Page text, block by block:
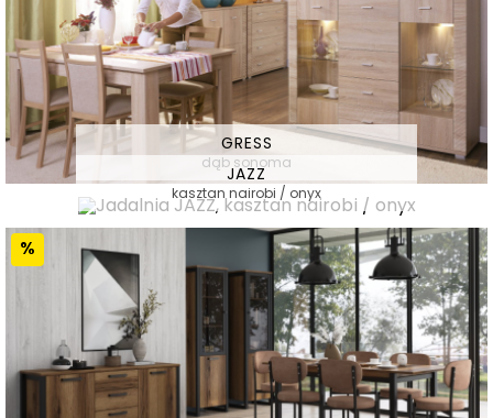
GRESS
dąb sonoma
JAZZ
kasztan nairobi / onyx